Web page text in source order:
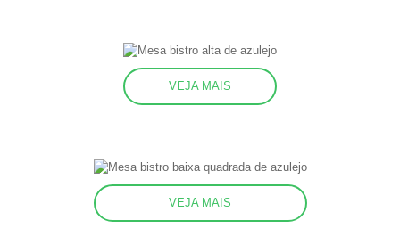
VEJA MAIS
VEJA MAIS